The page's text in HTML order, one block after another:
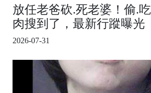
放任老爸砍.死老婆！偷.
肉搜到了，最新行蹤曝光
2026-07-31